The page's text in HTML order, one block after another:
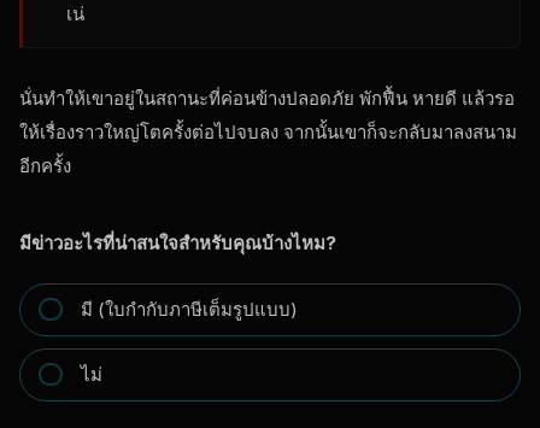
เน่
นั่นทำให้เขาอยู่ในสถานะที่ค่อนข้างปลอดภัย พักฟื้น หายดี แล้วรอ
ให้เรื่องราวใหญ่โตครั้งต่อไปจบลง จากนั้นเขาก็จะกลับมาลงสนาม
อีกครั้ง
มีข่าวอะไรที่น่าสนใจสำหรับคุณบ้างไหม?
มี (ใบกำกับภาษีเต็มรูปแบบ)
ไม่